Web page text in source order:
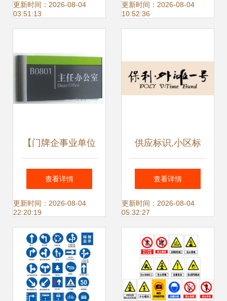
更新时间：2026-08-04
03:51:13
更新时间：2026-08-04
10:52:36
【门牌企事业单位
铝合金型材科室牌
标识牌】价格,厂
家,图片,广告牌,深
圳市溢美佳标识设
计-
查看详情
更新时间：2026-08-04
22:20:19
供应标识,小区标
识,兰虎标识,住宅
标识设计,标识标牌
_安全防护_世界工
厂网中国产品信息
库
查看详情
更新时间：2026-08-04
05:32:27